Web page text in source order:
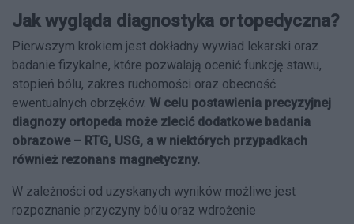
Jak wygląda diagnostyka ortopedyczna?
Pierwszym krokiem jest dokładny wywiad lekarski oraz
badanie fizykalne, które pozwalają ocenić funkcję stawu,
stopień bólu, zakres ruchomości oraz obecność
ewentualnych obrzęków. W celu postawienia precyzyjnej
diagnozy ortopeda może zlecić dodatkowe badania
obrazowe – RTG, USG, a w niektórych przypadkach
również rezonans magnetyczny.
W zależności od uzyskanych wyników możliwe jest
rozpoznanie przyczyny bólu oraz wdrożenie